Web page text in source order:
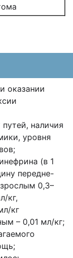
оказании
наличия
уровня
(в 1
передне-
0,3–
кг,
кг
– 0,01 мл/кг;